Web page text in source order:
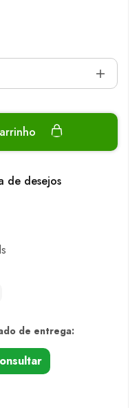
de desejos
de entrega: